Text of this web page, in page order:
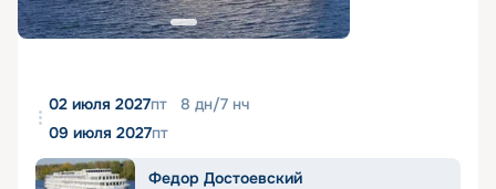
02 июля 2027пт 8 дн/7 нч
09 июля 2027пт
Федор Достоевский